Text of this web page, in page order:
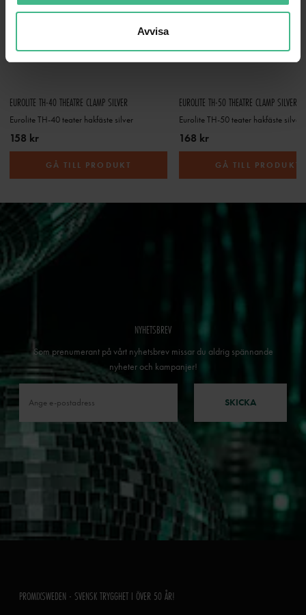
Avvisa
EUROLITE TH-40 THEATRE CLAMP SILVER
Eurolite TH-40 teater hakfäste silver
158 kr
GÅ TILL PRODUKT
EUROLITE TH-50 THEATRE CLAMP SILVER
Eurolite TH-50 teater hakfäste silver
168 kr
GÅ TILL PRODUKT
NYHETSBREV
Som prenumerant på vårt nyhetsbrev missar du aldrig spännande
nyheter och kampanjer!
SKICKA
PROMIXSWEDEN - SVENSK TRYGGHET I ÖVER 50 ÅR!